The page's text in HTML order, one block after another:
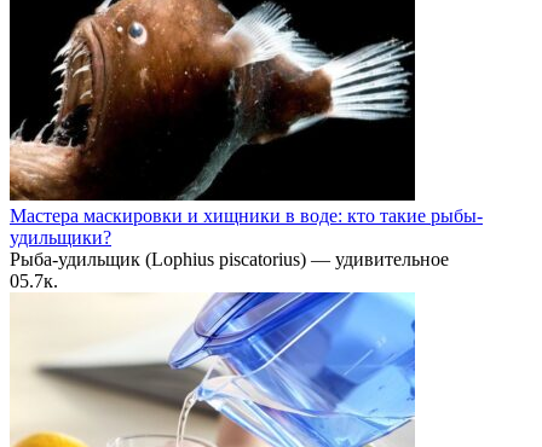
Мастера маскировки и хищники в воде: кто такие рыбы-
удильщики?
Рыба-удильщик (Lophius piscatorius) — удивительное
05.7к.